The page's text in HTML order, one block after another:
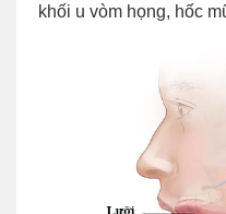
khối u vòm họng, hốc